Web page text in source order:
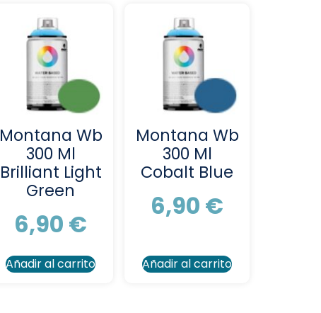
Montana Wb
300 Ml
Brilliant Light
Green
6,90 €
Añadir al carrito
Montana Wb
300 Ml
Cobalt Blue
6,90 €
Añadir al carrito